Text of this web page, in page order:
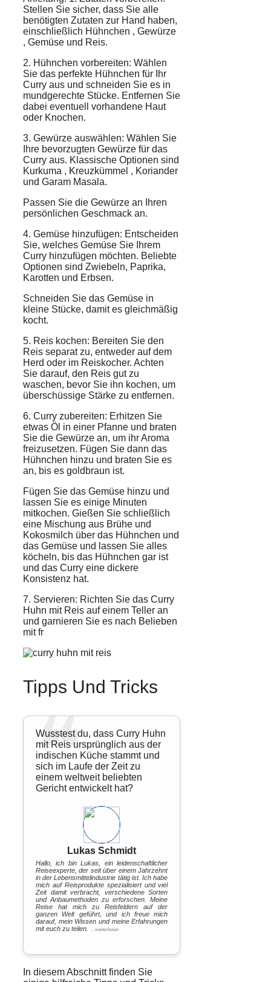
Stellen Sie sicher, dass Sie alle
benötigten Zutaten zur Hand haben,
einschließlich Hühnchen , Gewürze
, Gemüse und Reis.
2. Hühnchen vorbereiten: Wählen
Sie das perfekte Hühnchen für Ihr
Curry aus und schneiden Sie es in
mundgerechte Stücke. Entfernen Sie
dabei eventuell vorhandene Haut
oder Knochen.
3. Gewürze auswählen: Wählen Sie
Ihre bevorzugten Gewürze für das
Curry aus. Klassische Optionen sind
Kurkuma , Kreuzkümmel , Koriander
und Garam Masala.
Passen Sie die Gewürze an Ihren
persönlichen Geschmack an.
4. Gemüse hinzufügen: Entscheiden
Sie, welches Gemüse Sie Ihrem
Curry hinzufügen möchten. Beliebte
Optionen sind Zwiebeln, Paprika,
Karotten und Erbsen.
Schneiden Sie das Gemüse in
kleine Stücke, damit es gleichmäßig
kocht.
5. Reis kochen: Bereiten Sie den
Reis separat zu, entweder auf dem
Herd oder im Reiskocher. Achten
Sie darauf, den Reis gut zu
waschen, bevor Sie ihn kochen, um
überschüssige Stärke zu entfernen.
6. Curry zubereiten: Erhitzen Sie
etwas Öl in einer Pfanne und braten
Sie die Gewürze an, um ihr Aroma
freizusetzen. Fügen Sie dann das
Hühnchen hinzu und braten Sie es
an, bis es goldbraun ist.
Fügen Sie das Gemüse hinzu und
lassen Sie es einige Minuten
mitkochen. Gießen Sie schließlich
eine Mischung aus Brühe und
Kokosmilch über das Hühnchen und
das Gemüse und lassen Sie alles
köcheln, bis das Hühnchen gar ist
und das Curry eine dickere
Konsistenz hat.
7. Servieren: Richten Sie das Curry
Huhn mit Reis auf einem Teller an
und garnieren Sie es nach Belieben
mit fr
Tipps Und Tricks
Wusstest du, dass Curry Huhn
mit Reis ursprünglich aus der
indischen Küche stammt und
sich im Laufe der Zeit zu
einem weltweit beliebten
Gericht entwickelt hat?
Lukas Schmidt
Hallo, ich bin Lukas, ein leidenschaftlicher
Reiseexperte, der seit über einem Jahrzehnt
in der Lebensmittelindustrie tätig ist. Ich habe
mich auf Reisprodukte spezialisiert und viel
Zeit damit verbracht, verschiedene Sorten
und Anbaumethoden zu erforschen. Meine
Reise hat mich zu Reisfeldern auf der
ganzen Welt geführt, und ich freue mich
darauf, mein Wissen und meine Erfahrungen
mit euch zu teilen.
…weiterlesen
In diesem Abschnitt finden Sie